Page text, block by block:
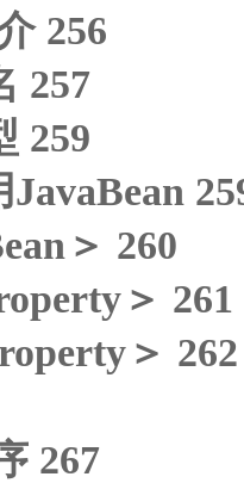
256
257
259
＞ 260
＞ 261
＞ 262
267